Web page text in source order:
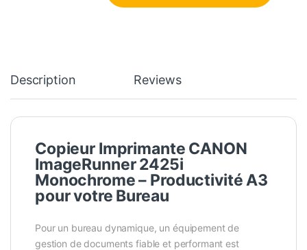
Description Reviews
Copieur Imprimante CANON
ImageRunner 2425i
Monochrome – Productivité A3
pour votre Bureau
Pour un bureau dynamique, un équipement de
gestion de documents fiable et performant est